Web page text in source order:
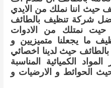
حيث اننا نملك من الايدي
شركة تنظيف بالطائف
حيت نمتلك من الادوات
ما يجعلنا متميزيين و
حيث لدينا اخصائي
الكميائية المناسبة
الحوائط و الارضيات و